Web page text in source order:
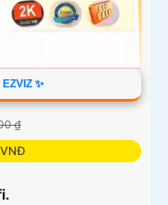
✨
₫